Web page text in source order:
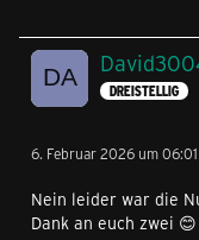
DREISTELLIG
6. Februar 2026 um 06:01
Nein leider war die
Dank an euch zwei 😊